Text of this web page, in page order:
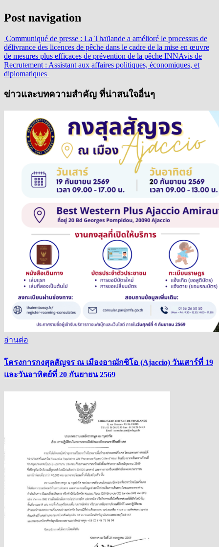
Post navigation
Communiqué de presse : La Thaïlande a amélioré le processus de
délivrance des licences de pêche dans le cadre de la mise en œuvre
de mesures plus efficaces de prévention de la pêche INNAvis de
Recrutement : Assistant aux affaires politiques, économiques, et
diplomatiques
ข่าวและบทความสำคัญ ที่น่าสนใจอื่นๆ
อ่านต่อ
โครงการกงสุลสัญจร ณ เมืองอาฌักซิโอ (Ajaccio) วันเสาร์ที่ 19
และวันอาทิตย์ที่ 20 กันยายน 2569